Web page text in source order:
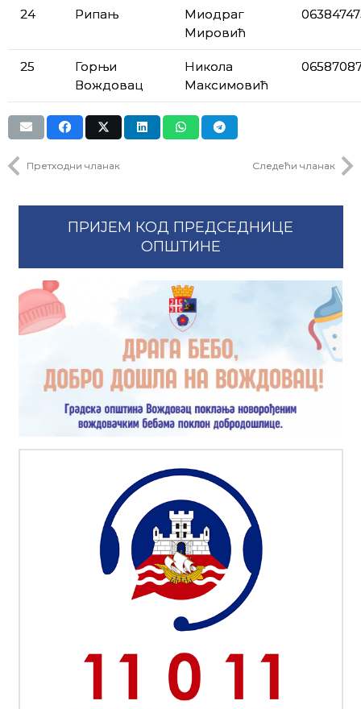
24 Рипањ
Миодраг
Мировић
25
Горњи
Вождовац
Никола
Максимовић
Претходни чланак Следећи чланак
ПРИЈЕМ КОД ПРЕДСЕДНИЦЕ
ОПШТИНЕ